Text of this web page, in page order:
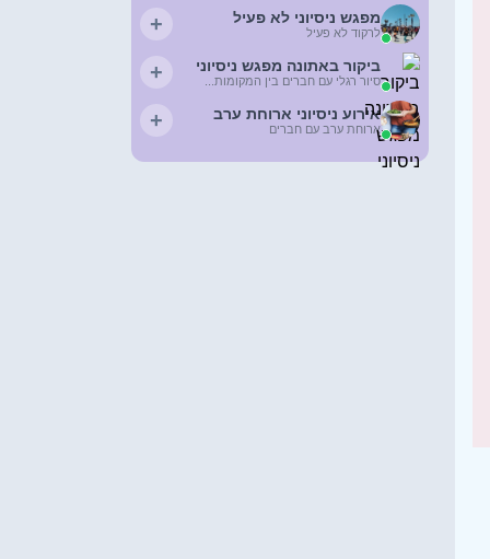
מפגש ניסיוני לא פעיל
לרקוד לא פעיל +
ביקור באתונה מפגש ניסיוני
סיור רגלי עם חברים בין המקומות... +
אירוע ניסיוני ארוחת ערב
ארוחת ערב עם חברים +